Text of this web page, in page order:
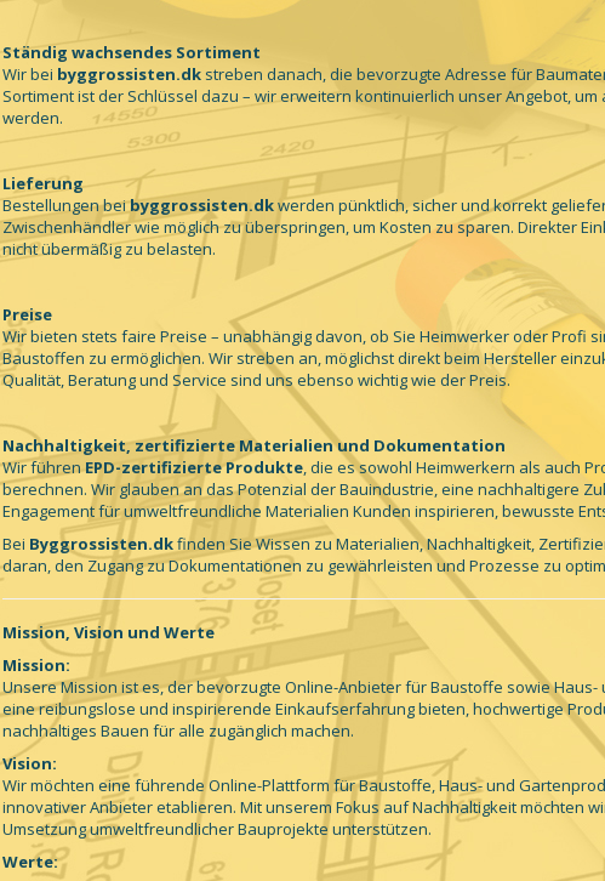
Ständig wachsendes Sortiment
Wir bei byggrossisten.dkstreben danach, die bevorzugte Adresse für
Sortiment ist der Schlüssel dazu – wir erweitern kontinuierlich unser Angebot,
werden.
Lieferung
Bestellungen beibyggrossisten.dkwerden pünktlich, sicher und korrekt
Zwischenhändler wie möglich zu überspringen, um Kosten zu sparen. Direkter
nicht übermäßig zu belasten.
Preise
Wir bieten stets faire Preise – unabhängig davon, ob Sie Heimwerker oder Profi
Baustoffen zu ermöglichen. Wir streben an, möglichst direkt beim Hersteller
Qualität, Beratung und Service sind uns ebenso wichtig wie der Preis.
Nachhaltigkeit, zertifizierte Materialien und Dokumentation
Wir führenEPD-zertifizierte Produkte, die es sowohl Heimwerkern als auch
berechnen. Wir glauben an das Potenzial der Bauindustrie, eine nachhaltigere
Engagement für umweltfreundliche Materialien Kunden inspirieren, bewusste
Bei Byggrossisten.dkfinden Sie Wissen zu Materialien, Nachhaltigkeit,
daran, den Zugang zu Dokumentationen zu gewährleisten und Prozesse zu
Mission, Vision und Werte
Mission:
Unsere Mission ist es, der bevorzugte Online-Anbieter für Baustoffe sowie
eine reibungslose und inspirierende Einkaufserfahrung bieten, hochwertige
nachhaltiges Bauen für alle zugänglich machen.
Vision:
Wir möchten eine führende Online-Plattform für Baustoffe, Haus- und
innovativer Anbieter etablieren. Mit unserem Fokus auf Nachhaltigkeit möchten
Umsetzung umweltfreundlicher Bauprojekte unterstützen.
Werte: